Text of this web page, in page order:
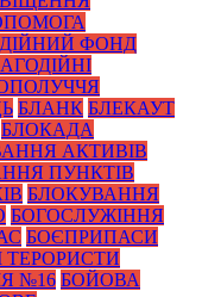
ФОНД
БЛАНК БЛЕКАУТ
БЛОКАДА
АКТИВІВ
ПУНКТІВ
БЛОКУВАННЯ
БОГОСЛУЖІННЯ
БОЄПРИПАСИ
ТЕРОРИСТИ
№16 БОЙОВА